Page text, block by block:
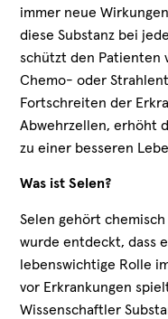
immer neue
diese Substanz bei
schützt den Patienten
Chemo- oder
Fortschreiten der
Abwehrzellen, erhöht
zu einer besseren
Was ist Selen?
Selen gehört
wurde entdeckt, dass
lebenswichtige Rolle
vor Erkrankungen
Wissenschaftler